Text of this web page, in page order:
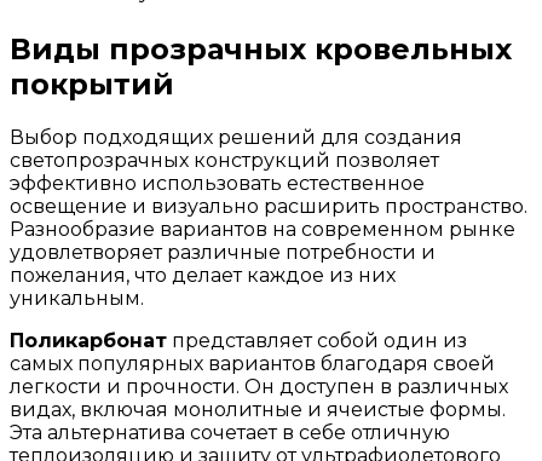
Виды прозрачных кровельных
покрытий
Выбор подходящих решений для создания
светопрозрачных конструкций позволяет
эффективно использовать естественное
освещение и визуально расширить пространство.
Разнообразие вариантов на современном рынке
удовлетворяет различные потребности и
пожелания, что делает каждое из них
уникальным.
Поликарбонат представляет собой один из
самых популярных вариантов благодаря своей
легкости и прочности. Он доступен в различных
видах, включая монолитные и ячеистые формы.
Эта альтернатива сочетает в себе отличную
теплоизоляцию и защиту от ультрафиолетового